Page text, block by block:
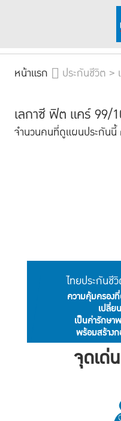
หน้าแรก ประกันชีวิต >
เลกาซี ฟิต แคร์ 99/
จำนวนคนที่ดูแผนประกันนี้
ไทยประกันชี
ความคุ้มครอง
เปลี่ย
เป็นค่ารักษ
พร้อมสร้าง
จุดเด่